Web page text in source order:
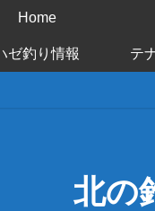
北の
Home
ゼ釣り情報 テ